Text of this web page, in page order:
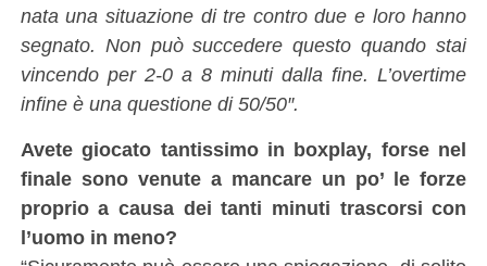
nata una situazione di tre contro due e loro hanno
segnato. Non può succedere questo quando stai
vincendo per 2-0 a 8 minuti dalla fine. L’overtime
infine è una questione di 50/50″.
Avete giocato tantissimo in boxplay, forse nel
finale sono venute a mancare un po’ le forze
proprio a causa dei tanti minuti trascorsi con
l’uomo in meno?